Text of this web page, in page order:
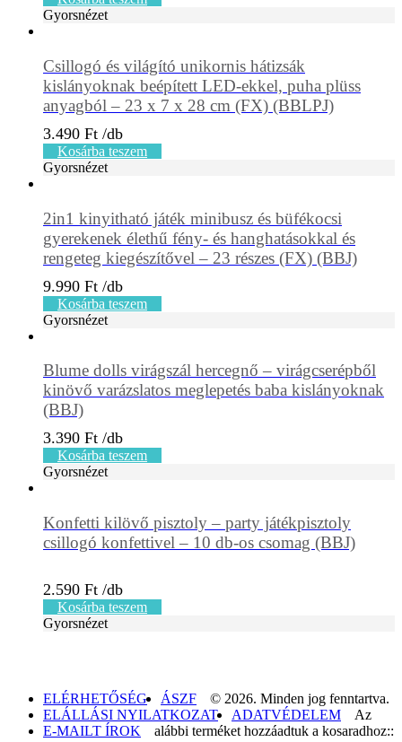
Gyorsnézet
Csillogó és világító unikornis hátizsák
kislányoknak beépített LED-ekkel, puha plüss
anyagból – 23 x 7 x 28 cm (FX) (BBLPJ)
3.490 Ft
Kosárba teszem
Gyorsnézet
2in1 kinyitható játék minibusz és büfékocsi
gyerekenek élethű fény- és hanghatásokkal és
rengeteg kiegészítővel – 23 részes (FX) (BBJ)
9.990 Ft
Kosárba teszem
Gyorsnézet
Blume dolls virágszál hercegnő – virágcserépből
kinövő varázslatos meglepetés baba kislányoknak
(BBJ)
3.390 Ft
Kosárba teszem
Gyorsnézet
Konfetti kilövő pisztoly – party játékpisztoly
csillogó konfettivel – 10 db-os csomag (BBJ)
2.590 Ft
Kosárba teszem
Gyorsnézet
ELÉRHETŐSÉG
ÁSZF
ELÁLLÁSI NYILATKOZAT
ADATVÉDELEM
E-MAILT ÍROK
© 2026. Minden jog fenntartva.
Az
alábbi terméket hozzáadtuk a kosaradhoz::